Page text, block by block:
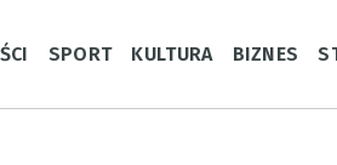
SPORT KULTURA BIZNES